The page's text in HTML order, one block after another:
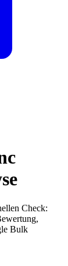
Check:
Bulk